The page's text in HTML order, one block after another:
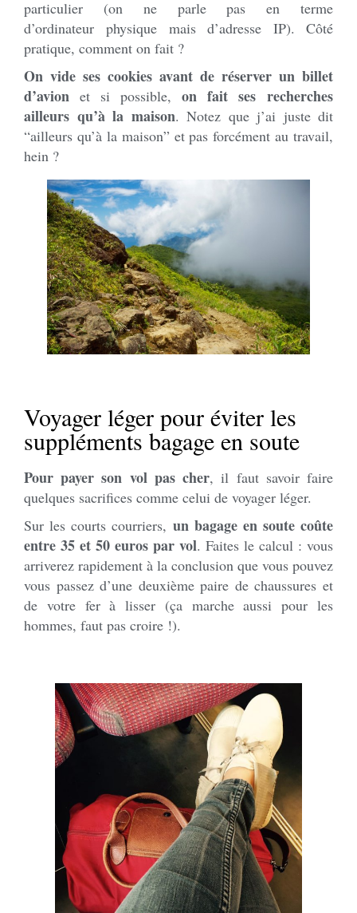
particulier (on ne parle pas en terme
d’ordinateur physique mais d’adresse IP). Côté
pratique, comment on fait ?
On vide ses cookies avant de réserver un billet
d’avion et si possible, on fait ses recherches
ailleurs qu’à la maison. Notez que j’ai juste dit
“ailleurs qu’à la maison” et pas forcément au travail,
hein ?
Voyager léger pour éviter les
suppléments bagage en soute
Pour payer son vol pas cher, il faut savoir faire
quelques sacrifices comme celui de voyager léger.
Sur les courts courriers, un bagage en soute coûte
entre 35 et 50 euros par vol. Faites le calcul : vous
arriverez rapidement à la conclusion que vous pouvez
vous passez d’une deuxième paire de chaussures et
de votre fer à lisser (ça marche aussi pour les
hommes, faut pas croire !).